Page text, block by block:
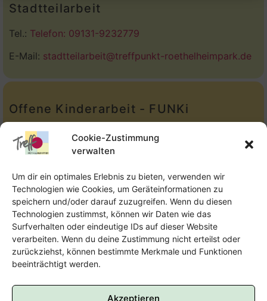
Cookie-Zustimmung
verwalten
Um dir ein optimales Erlebnis zu bieten, verwenden wir
Technologien wie Cookies, um Geräteinformationen zu
speichern und/oder darauf zuzugreifen. Wenn du diesen
Technologien zustimmst, können wir Daten wie das
Surfverhalten oder eindeutige IDs auf dieser Website
verarbeiten. Wenn du deine Zustimmung nicht erteilst oder
zurückziehst, können bestimmte Merkmale und Funktionen
beeinträchtigt werden.
Akzeptieren
Stadtteilarbeit
Tel.: Telefon: 09131-9232779
E-Mail: stadtteilarbeit@treffpunkt-roethelheimpark.de
Offene Kinderarbeit - FUNKi
Tel.:Telefon: 09131-610749
E-Mail:oka@treffpunkt-roethelheimpark.de
Offene Jugendarbeit - Easthouse
Tel:
09131–302259
E-Mail:oja@treffpunkt-roethelheimpark.de